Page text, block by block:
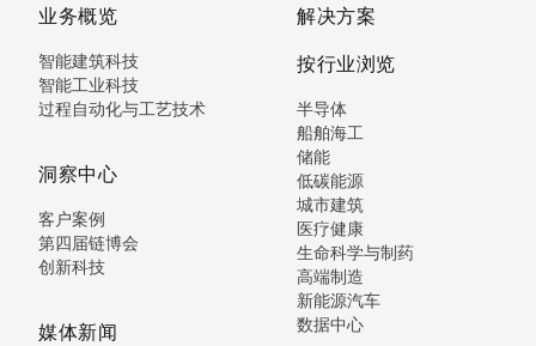
业务概览
智能建筑科技
智能工业科技
过程自动化与工艺技术
洞察中心
客户案例
第四届链博会
创新科技
媒体新闻
解决方案
按行业浏览
半导体
船舶海工
储能
低碳能源
城市建筑
医疗健康
生命科学与制药
高端制造
新能源汽车
数据中心